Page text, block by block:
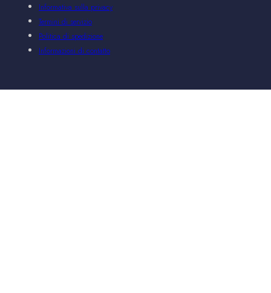
Informativa sulla privacy
Termini di servizio
Politica di spedizione
Informazioni di contatto